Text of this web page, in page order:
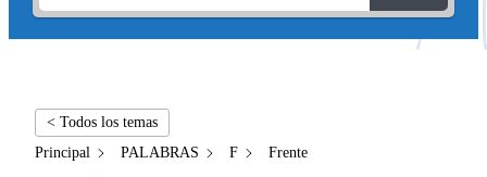
< Todos los temas
Principal
PALABRAS F Frente